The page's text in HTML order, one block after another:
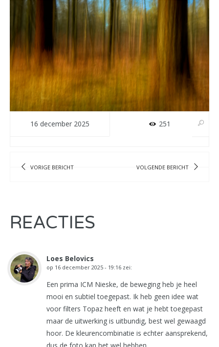
16 december 2025 251
VORIGE BERICHT VOLGENDE BERICHT
REACTIES
Loes Belovics
op 16 december 2025 - 19:16 zei:
Een prima ICM Nieske, de beweging heb je heel
mooi en subtiel toegepast. Ik heb geen idee wat
voor filters Topaz heeft en wat je hebt toegepast
maar de uitwerking is uitbundig, best wel gewaagd
hoor. De kleurencombinatie is echter aansprekend,
dus de foto kan het wel hebben.